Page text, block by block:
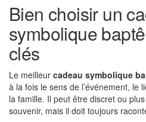
Bien choisir un
symbolique
clés
Le meilleur cadeau symbolique
à la fois le sens de l’événement, le
la famille. Il peut être discret ou
souvenir, mais il doit toujours